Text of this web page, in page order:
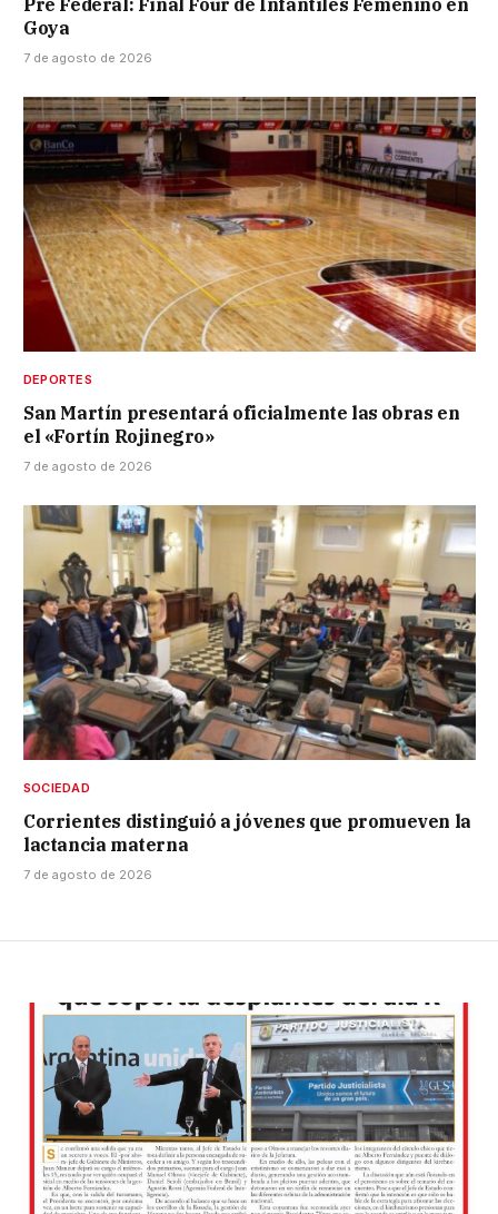
Pre Federal: Final Four de Infantiles Femenino en
Goya
7 de agosto de 2026
DEPORTES
San Martín presentará oficialmente las obras en
el «Fortín Rojinegro»
7 de agosto de 2026
SOCIEDAD
Corrientes distinguió a jóvenes que promueven la
lactancia materna
7 de agosto de 2026